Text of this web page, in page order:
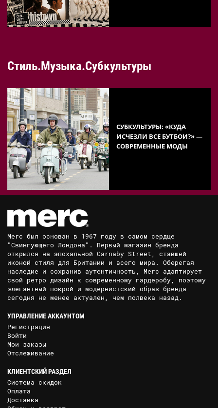
Стиль.Музыка.Субкультуры
СУБКУЛЬТУРЫ: «КУДА
ИСЧЕЗЛИ ВСЕ БУТБОИ?» —
СОВРЕМЕННЫЕ МОДЫ
Merc был основан в 1967 году в самом сердце
"Свингующего Лондона". Первый магазин бренда
открылся на эпохальной Carnaby Street, ставшей
иконой стиля для Британии и всего мира. Оберегая
наследие и сохранив аутентичность, Merc адаптирует
свой ретро дизайн к современному гардеробу, поэтому
элегантный покрой и модернистский образ бренда
сегодня не менее актуален, чем полвека назад.
УПРАВЛЕНИЕ АККАУНТОМ
Регистрация
Войти
Мои заказы
Отслеживание
КЛИЕНТСКИЙ РАЗДЕЛ
Система скидок
Оплата
Доставка